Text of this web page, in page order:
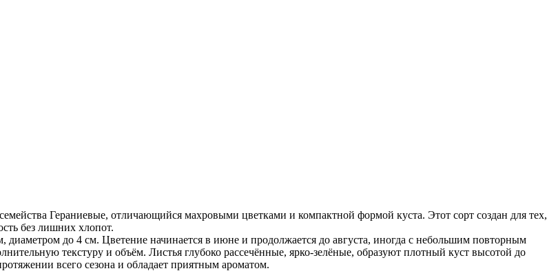
Гераниевые, отличающийся махровыми цветками и компактной формой куста. Этот сорт создан для тех,
без лишних хлопот.
до 4 см. Цветение начинается в июне и продолжается до августа, иногда с небольшим повторным
текстуру и объём. Листья глубоко рассечённые, ярко-зелёные, образуют плотный куст высотой до
всего сезона и обладает приятным ароматом.